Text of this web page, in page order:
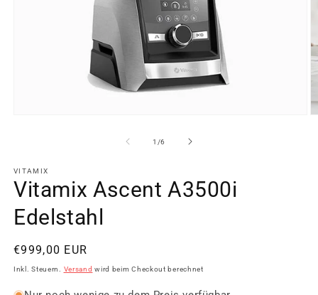
1 /von
6
VITAMIX
Vitamix Ascent A3500i
Edelstahl
Normaler
Preis
€999,00 EUR
Inkl. Steuern. Versand wird beim Checkout berechnet